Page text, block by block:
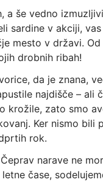
še vedno
sardine v akciji,
mesto v državi.
drobnih ribah!
da je znana,
najdišče – ali
krožile, zato smo
Ker nismo bili
rok.
narave ne
čase,